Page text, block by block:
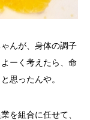
んが、身体の調子
ーく考えたら、命
思ったんや。
を組合に任せて、